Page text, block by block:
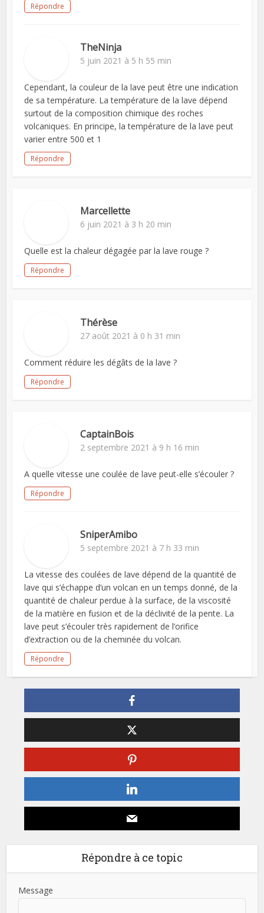
Répondre
TheNinja
5 juin 2021 à 5 h 55 min
Cependant, la couleur de la lave peut être une indication
de sa température. La température de la lave dépend
surtout de la composition chimique des roches
volcaniques. En principe, la température de la lave peut
varier entre 500 et 1
Répondre
Marcellette
6 juin 2021 à 3 h 20 min
Quelle est la chaleur dégagée par la lave rouge ?
Répondre
Thérèse
27 août 2021 à 0 h 31 min
Comment réduire les dégâts de la lave ?
Répondre
CaptainBois
2 septembre 2021 à 9 h 16 min
A quelle vitesse une coulée de lave peut-elle s’écouler ?
Répondre
SniperAmibo
5 septembre 2021 à 7 h 33 min
La vitesse des coulées de lave dépend de la quantité de
lave qui s’échappe d’un volcan en un temps donné, de la
quantité de chaleur perdue à la surface, de la viscosité
de la matière en fusion et de la déclivité de la pente. La
lave peut s’écouler très rapidement de l’orifice
d’extraction ou de la cheminée du volcan.
Répondre
Répondre à ce topic
Message